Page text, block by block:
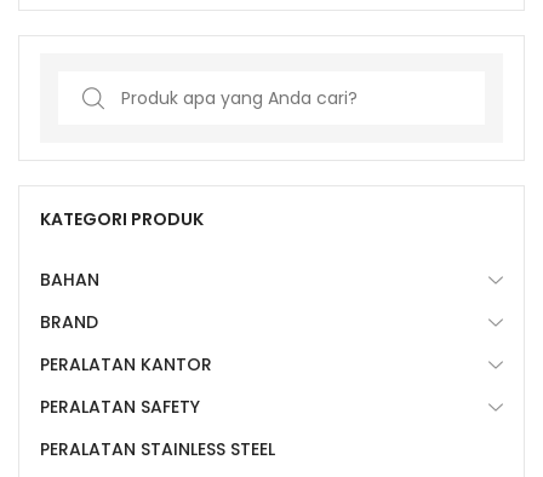
Search
KATEGORI PRODUK
BAHAN
BRAND
PERALATAN KANTOR
PERALATAN SAFETY
PERALATAN STAINLESS STEEL